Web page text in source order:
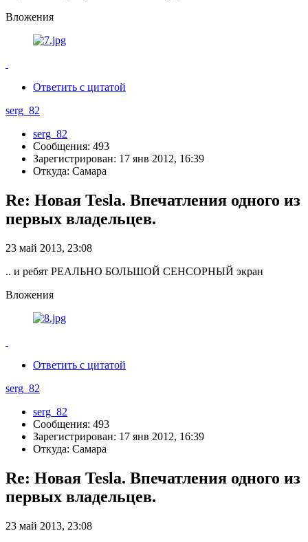
Вложения
Ответить с цитатой
serg_82
serg_82
Сообщения: 493
Зарегистрирован: 17 янв 2012, 16:39
Откуда: Самара
Re: Новая Tesla. Впечатления одного из
первых владельцев.
23 май 2013, 23:08
.. и ребят РЕАЛЬНО БОЛЬШОЙ СЕНСОРНЫЙ экран
Вложения
Ответить с цитатой
serg_82
serg_82
Сообщения: 493
Зарегистрирован: 17 янв 2012, 16:39
Откуда: Самара
Re: Новая Tesla. Впечатления одного из
первых владельцев.
23 май 2013, 23:08